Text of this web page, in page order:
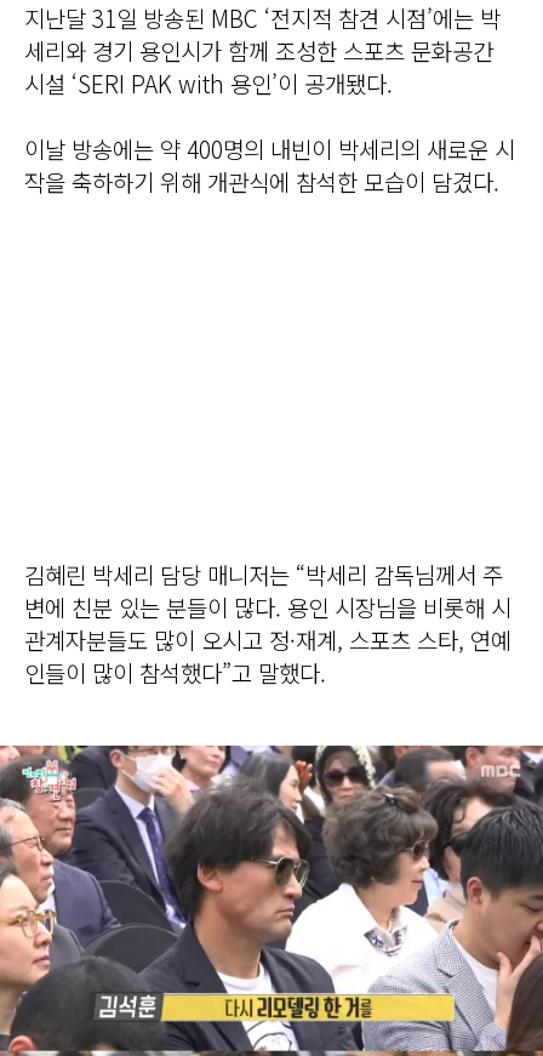
지난달 31일 방송된 MBC ‘전지적 참견 시점’에는 박
세리와 경기 용인시가 함께 조성한 스포츠 문화공간
시설 ‘SERI PAK with 용인’이 공개됐다.
이날 방송에는 약 400명의 내빈이 박세리의 새로운 시
작을 축하하기 위해 개관식에 참석한 모습이 담겼다.
김혜린 박세리 담당 매니저는 “박세리 감독님께서 주
변에 친분 있는 분들이 많다. 용인 시장님을 비롯해 시
관계자분들도 많이 오시고 정·재계, 스포츠 스타, 연예
인들이 많이 참석했다”고 말했다.